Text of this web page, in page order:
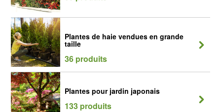
Plantes de haie vendues en grande
taille
36 produits
Plantes pour jardin japonais
133 produits